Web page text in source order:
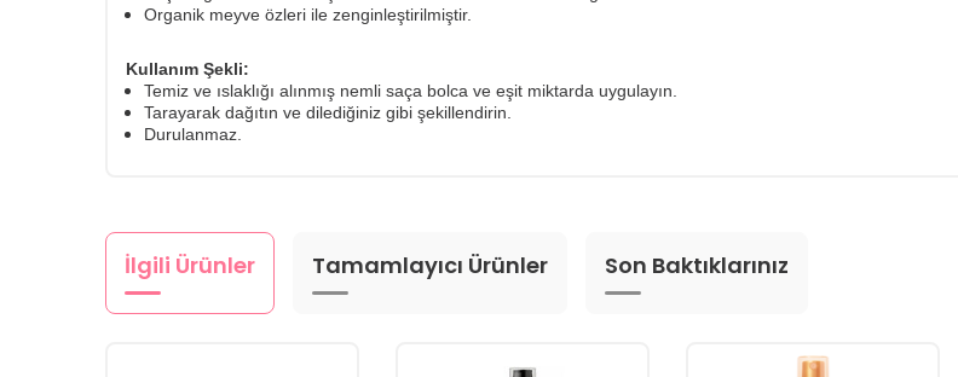
Organik meyve özleri ile zenginleştirilmiştir.
Kullanım Şekli:
Temiz ve ıslaklığı alınmış nemli saça bolca ve eşit miktarda uygulayın.
Tarayarak dağıtın ve dilediğiniz gibi şekillendirin.
Durulanmaz.
İlgili Ürünler Tamamlayıcı Ürünler Son Baktıklarınız